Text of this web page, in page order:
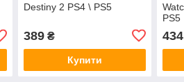
Destiny 2 PS4 \ PS5
389₴
Купити
PS5
434